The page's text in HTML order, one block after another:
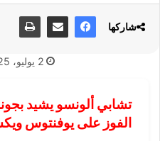
2 يوليو، 2025
تشابي ألونسو يشيد
الفوز على يوفنتوس
شاركها